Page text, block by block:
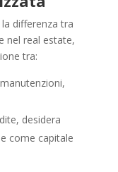
differenza tra
nel real estate,
tra:
desidera
come capitale